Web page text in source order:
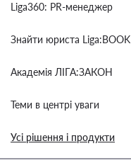
Liga360: PR-менеджер
Знайти юриста Liga:BOOK
Академія ЛІГА:ЗАКОН
Теми в центрі уваги
Усі рішення і продукти